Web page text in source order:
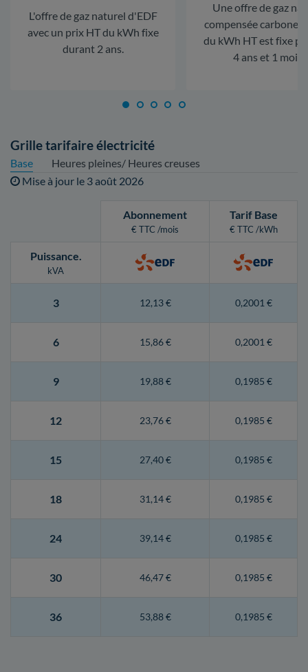
L'offre de gaz naturel d'EDF
avec un prix HT du kWh fixe
durant 2 ans.
Une offre de gaz
compensée carbone.
du kWh HT est fixe
4 ans et 1 mois.
Grille tarifaire électricité
Base
Heures pleines/ Heures creuses
Mise à jour le 3 août 2026
Abonnement
€ TTC /mois
Tarif Base
€ TTC /kWh
Puissance.
kVA
3 12,13 € 0,2001 €
6 15,86 € 0,2001 €
9 19,88 € 0,1985 €
12 23,76 € 0,1985 €
15 27,40 € 0,1985 €
18 31,14 € 0,1985 €
24 39,14 € 0,1985 €
30 46,47 € 0,1985 €
36 53,88 € 0,1985 €